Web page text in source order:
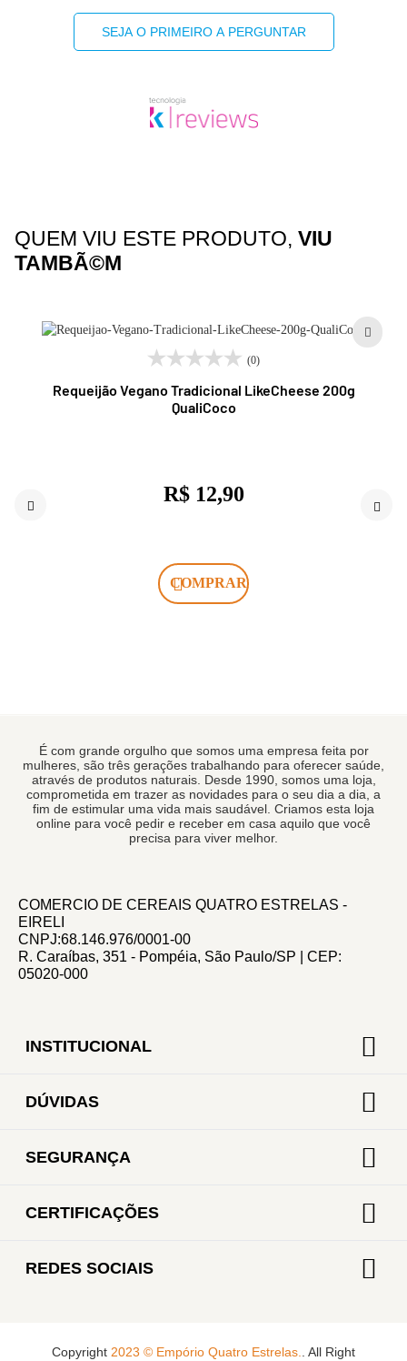
SEJA O PRIMEIRO A PERGUNTAR
QUEM VIU ESTE PRODUTO, VIU
TAMBÃ©M
(0)
Requeijão Vegano Tradicional LikeCheese 200g
QualiCoco
R$ 12,90
COMPRAR
É com grande orgulho que somos uma empresa feita por
mulheres, são três gerações trabalhando para oferecer saúde,
através de produtos naturais. Desde 1990, somos uma loja,
comprometida em trazer as novidades para o seu dia a dia, a
fim de estimular uma vida mais saudável. Criamos esta loja
online para você pedir e receber em casa aquilo que você
precisa para viver melhor.
COMERCIO DE CEREAIS QUATRO ESTRELAS -
EIRELI
CNPJ:68.146.976/0001-00
R. Caraíbas, 351 - Pompéia, São Paulo/SP | CEP:
05020-000
INSTITUCIONAL
DÚVIDAS
SEGURANÇA
CERTIFICAÇÕES
REDES SOCIAIS
Copyright 2023 © Empório Quatro Estrelas.
. All Right